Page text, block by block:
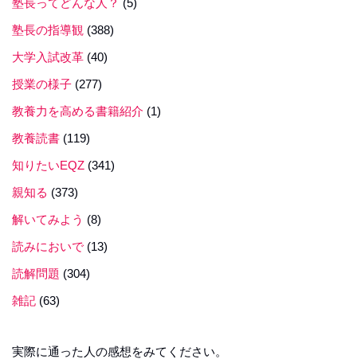
塾長の指導観 (388)
大学入試改革 (40)
授業の様子 (277)
教養力を高める書籍紹介 (1)
教養読書 (119)
知りたいEQZ (341)
親知る (373)
解いてみよう (8)
読みにおいで (13)
読解問題 (304)
雑記 (63)
実際に通った人の感想をみてください。